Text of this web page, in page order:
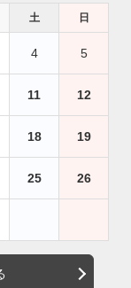
土 日
4 5
11 12
18 19
25 26